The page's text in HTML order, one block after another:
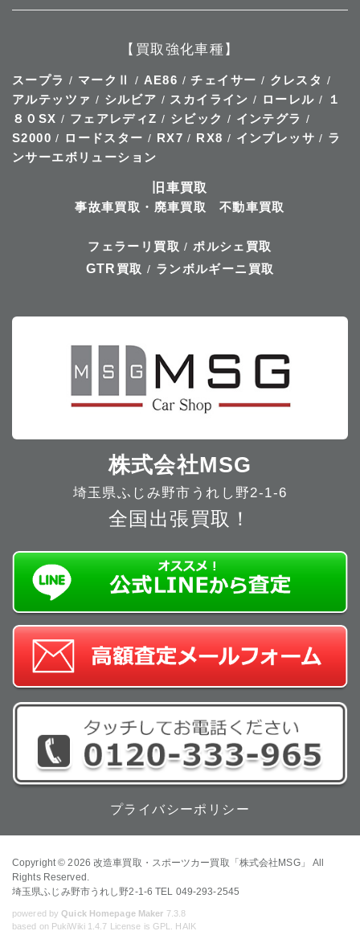
【買取強化車種】
スープラ / マークⅡ / AE86 /チェイサー / クレスタ /
アルテッツァ / シルビア / スカイライン / ローレル /
１
８０SX / フェアレディZ / シビック / インテグラ /
S2000 / ロードスター / RX7 / RX8 / インプレッサ / ラ
ンサーエボリューション
旧車買取
事故車買取・廃車買取
不動車買取
フェラーリ買取 /ポルシェ買取
GTR 買取 / ランボルギーニ買取
株式会社MSG
埼玉県ふじみ野市うれし野2-1-6
全国出張買取！
プライバシーポリシー
Copyright © 2026改造車買取・スポーツカー買取「株式会社MSG」
All
Rights Reserved.
埼玉県ふじみ野市うれし野2-1-6 TEL 049-293-2545
powered byQuick Homepage Maker 7.3.8
based on PukiWiki 1.4.7 License is GPL. HAIK